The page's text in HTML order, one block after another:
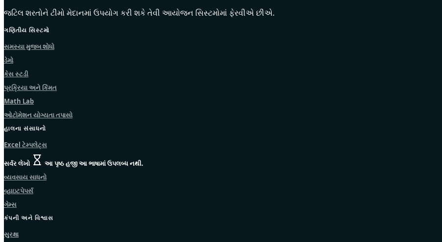
જટિલ શરતોને ટીમો મેદાનમાં ઉપયોગ કરી શકે તેવી આયોજન સિસ્ટમોમાં ફેરવીએ છીએ.
ગણિતીય સિસ્ટમો
સમસ્યા મુજબ શોધો
ડેમો
કેસ સ્ટડી
પ્રક્રિયા અને કિંમત
Math Lab
ઓટોમેશન યોગ્યતા તપાસો
હાલના સંસાધનો
Excel ટેમ્પલેટ્સ
સર્વર લેખો
આ પૃષ્ઠ હજી આ ભાષામાં ઉપલબ્ધ નથી.
વ્યવસાય સાધનો
વ્હાઇટપેપર્સ
ગેમ્સ
કંપની અને વિશ્વાસ
સુરક્ષા